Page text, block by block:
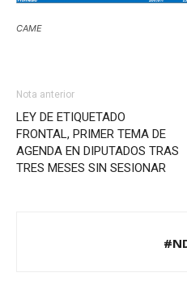
CAME
Nota anterior
LEY DE ETIQUETADO
FRONTAL, PRIMER TEMA DE
AGENDA EN DIPUTADOS TRAS
TRES MESES SIN SESIONAR